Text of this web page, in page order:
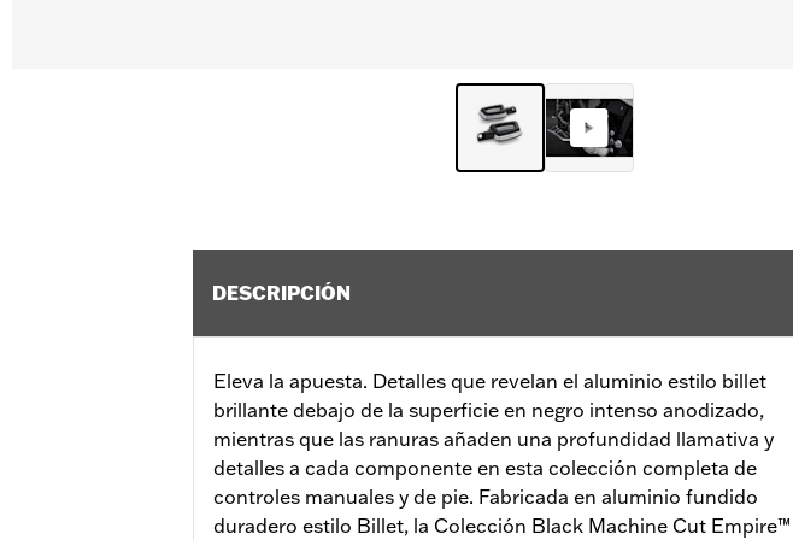
DESCRIPCIÓN
Eleva la apuesta. Detalles que revelan el aluminio estilo billet
brillante debajo de la superficie en negro intenso anodizado,
mientras que las ranuras añaden una profundidad llamativa y
detalles a cada componente en esta colección completa de
controles manuales y de pie. Fabricada en aluminio fundido
duradero estilo Billet, la Colección Black Machine Cut Empire™